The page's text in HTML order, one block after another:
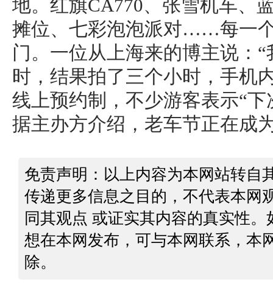
地。红旗CA770、张雪机车、
摊位、七彩泡泡派对……每一
门。一位从上海来的博主说：
时，结果拍了三个小时，手机
线上预约制，不少游客表示“
据主办方介绍，老车节正在成
免责声明：以上内容为本网站转自
传递更多信息之目的，不代表本网
同其观点 或证实其内容的真实性
想在本网发布，可与本网联系，本
除。